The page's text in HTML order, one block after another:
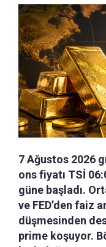
7 Ağustos 2026
ons fiyatı TSİ
güne başladı.
ve FED’den faiz
düşmesinden
prime koşuyor.